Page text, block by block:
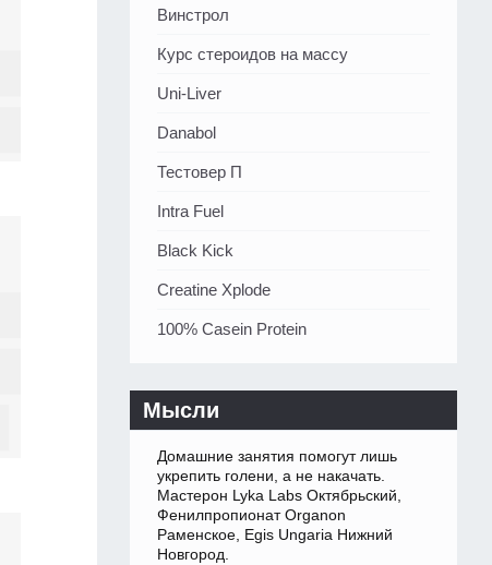
Винстрол
Курс стероидов на массу
Uni-Liver
Danabol
Тестовер П
Intra Fuel
Black Kick
Creatine Xplode
100% Casein Protein
Мысли
Домашние занятия помогут лишь
укрепить голени, а не накачать.
Мастерон Lyka Labs Октябрьский,
Фенилпропионат Organon
Раменское, Egis Ungaria Нижний
Новгород.